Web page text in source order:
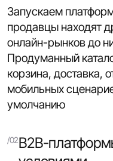
Запускаем
продавцы находят
онлайн-рынков до
Продуманный
корзина, доставка,
мобильных
умолчанию
B2B-